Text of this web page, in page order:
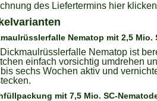
des Liefertermins hier
Nematop mit 2,5 Mio.
Nematop ist
einfach vorsichtig umdrehen
sechs Wochen aktiv und
mit 7,5 Mio. SC-